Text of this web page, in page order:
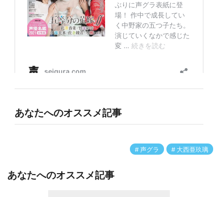
あなたへのオススメ記事
声グラ 大西亜玖璃
あなたへのオススメ記事